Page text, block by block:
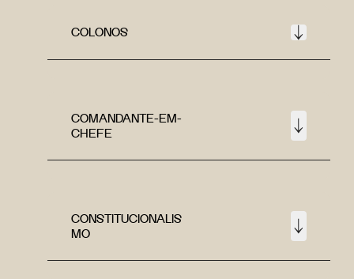
COLONOS
COMANDANTE-EM-
CHEFE
CONSTITUCIONALIS
MO